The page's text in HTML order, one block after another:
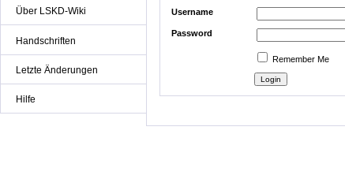
Über LSKD-Wiki
Handschriften
Letzte Änderungen
Hilfe
Username
Password
Remember Me